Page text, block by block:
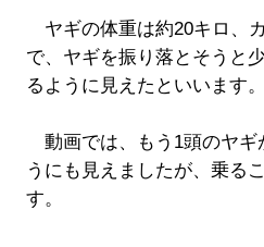
ヤギの体重は約20キロ、
で、ヤギを振り落とそうと
るように見えたといいます。
動画では、もう1頭のヤギ
うにも見えましたが、乗る
す。